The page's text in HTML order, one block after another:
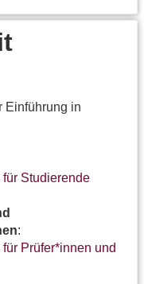
Einführung in
Studierende
:
Prüfer*innen und